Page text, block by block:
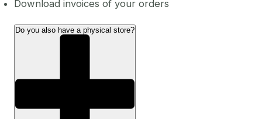
Download invoices of your orders
Do you also have a physical store?